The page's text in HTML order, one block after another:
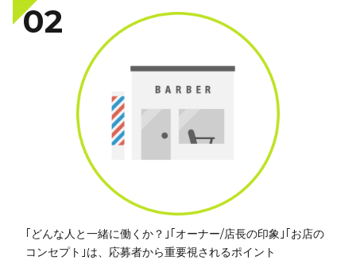
02
｢どんな人と一緒に働くか？｣｢オーナー/店長の印象｣｢お店の
コンセプト｣は、応募者から重要視されるポイント